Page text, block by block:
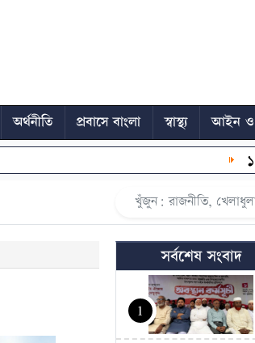
অর্থনীতি প্রবাসে বাংলা স্বাস্থ্য আইন ও
১১
সর্বশেষ সংবাদ
1